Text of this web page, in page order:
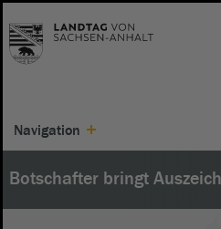
Navigation
Botschafter bringt